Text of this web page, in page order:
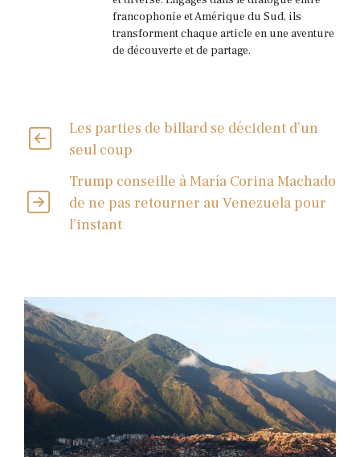
francophonie et Amérique du Sud, ils
transforment chaque article en une aventure
de découverte et de partage.
Les parties de billard se décident d’un
seul coup
Trump conseille à María Corina Machado
de ne pas retourner au Venezuela pour
l’instant